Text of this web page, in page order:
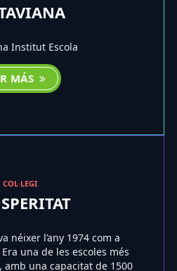
Institut Escola
MÁS
COL·LEGI
néixer l’any 1974 com a
una de les escoles més
amb una capacitat de 1500